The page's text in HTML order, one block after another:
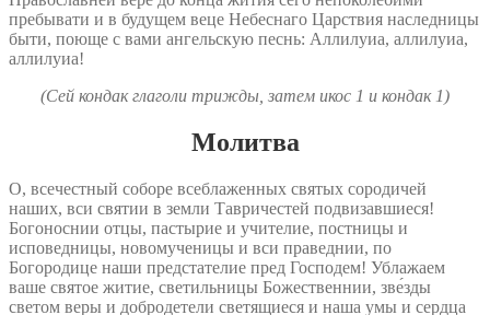
пребывати и в будущем веце Небеснаго Царствия наследницы
быти, поюще с вами ангельскую песнь: Аллилуиа, аллилуиа,
аллилуиа!
(Сей кондак глаголи трижды, затем икос 1 и кондак 1)
Молитва
O, всечестный соборе всеблаженных святых сородичей
наших, вси святии в земли Тавричестей подвизавшиеся!
Богоноснии отцы, пастырие и учителие, постницы и
исповедницы, новомученицы и вси праведнии, по
Богородице наши предстателие пред Господем! Ублажаем
ваше святое житие, светильницы Божественнии, зве́зды
светом веры и добродетели светящиеся и наша умы и сердца